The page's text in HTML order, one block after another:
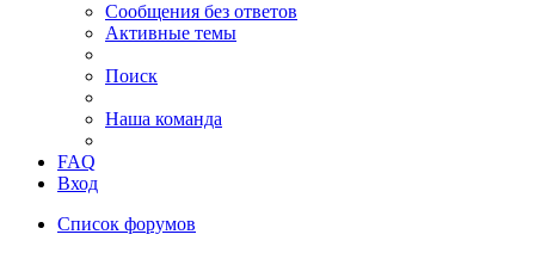
Сообщения без ответов
Активные темы
Поиск
Наша команда
FAQ
Вход
Список форумов